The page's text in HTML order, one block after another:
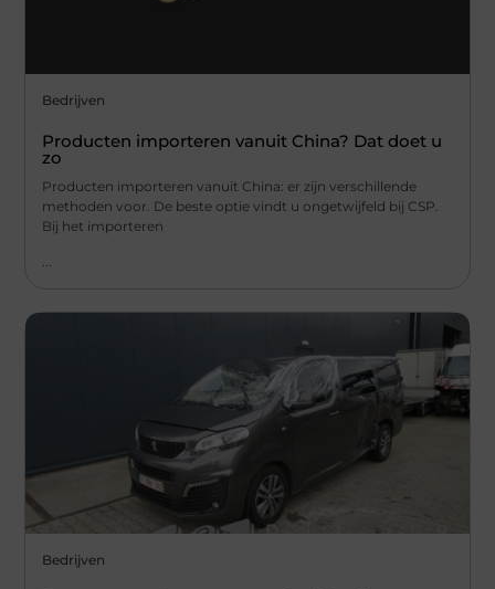
Bedrijven
Producten importeren vanuit China? Dat doet u
zo
Producten importeren vanuit China: er zijn verschillende
methoden voor. De beste optie vindt u ongetwijfeld bij CSP.
Bij het importeren
...
Bedrijven